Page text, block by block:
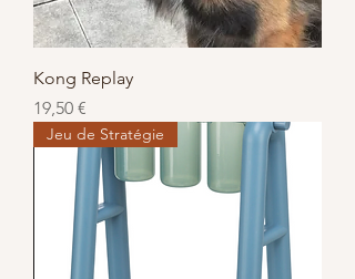
Kong Replay
Prix
19,50 €
Jeu de Stratégie